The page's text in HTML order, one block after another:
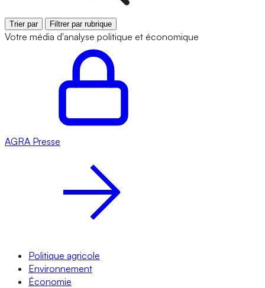
Trier par Filtrer par rubrique
Votre média d'analyse politique et économique
AGRA Presse
Politique agricole
Environnement
Économie